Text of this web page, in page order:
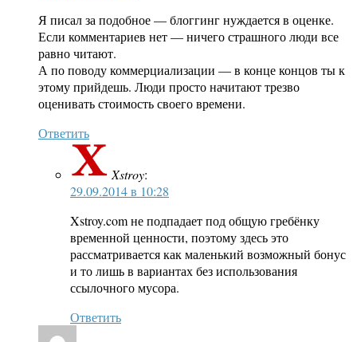
Я писал за подобное — блоггинг нуждается в оценке.
Если комментариев нет — ничего страшного люди все
равно читают.
А по поводу коммерциализации — в конце концов ты к
этому прийдешь. Люди просто начитают трезво
оценивать стоимость своего времени.
Ответить
Xstroy:
29.09.2014 в 10:28
Xstroy.com не подпадает под общую гребёнку
временной ценности, поэтому здесь это
рассматривается как маленький возможный бонус
и то лишь в вариантах без использования
ссылочного мусора.
Ответить